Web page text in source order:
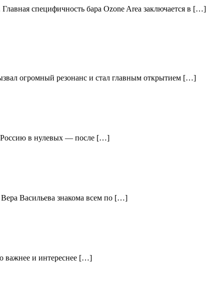
специфичность бара Ozone Area заключается в […]
огромный резонанс и стал главным открытием […]
Россию в нулевых — после […]
Васильева знакома всем по […]
важнее и интереснее […]